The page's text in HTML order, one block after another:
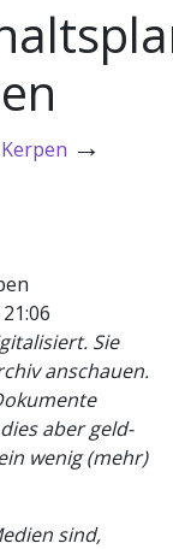
→
Sie
anschauen.
aber geld-
wenig (mehr)
sind,